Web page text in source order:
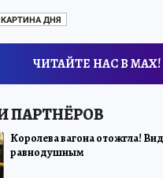
КАРТИНА ДНЯ
ЧИТАЙТЕ НАС В МАХ!
Королева вагона отожгла!
равнодушным